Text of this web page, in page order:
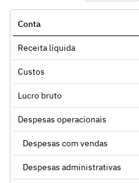
Conta
Receita líquida
Custos
Lucro bruto
Despesas operacionais
Despesas com vendas
Despesas administrativas